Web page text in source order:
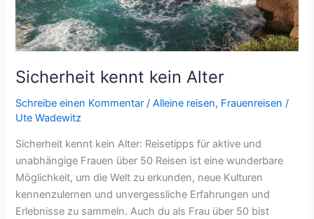
Sicherheit kennt kein Alter
Schreibe einen Kommentar /Alleine reisen, Frauenreisen /
Ute Wadewitz
Sicherheit kennt kein Alter: Reisetipps für aktive und
unabhängige Frauen über 50 Reisen ist eine wunderbare
Möglichkeit, um die Welt zu erkunden, neue Kulturen
kennenzulernen und unvergessliche Erfahrungen und
Erlebnisse zu sammeln. Auch du als Frau über 50 bist